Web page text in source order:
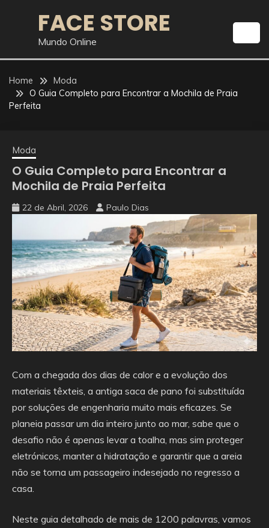
FACE STORE
Mundo Online
Home
Moda
O Guia Completo para Encontrar a Mochila de Praia
Perfeita
Moda
O Guia Completo para Encontrar a
Mochila de Praia Perfeita
22 de Abril, 2026 Paulo Dias
Com a chegada dos dias de calor e a evolução dos
materiais têxteis, a antiga saca de pano foi substituída
por soluções de engenharia muito mais eficazes. Se
planeia passar um dia inteiro junto ao mar, sabe que o
desafio não é apenas levar a toalha, mas sim proteger
eletrónicos, manter a hidratação e garantir que a areia
não se torna um passageiro indesejado no regresso a
casa.
Neste guia detalhado de mais de 1200 palavras, vamos